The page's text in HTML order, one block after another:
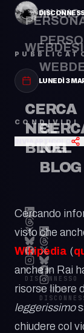
CERCA
NEL
BLOG
© 2026
DISCONNESSO
MUSIC
NEL
BLOG
© 2026
LUNEDÌ 3
CONDIVIDI
INVIA ARTICOLO
Cercando
visto che
Wikipedia (
anche in Rai
risorse libere
leggerissimo
chiudere col